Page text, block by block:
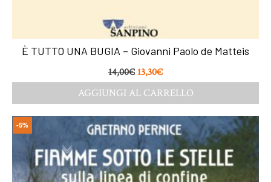
È TUTTO UNA BUGIA – Giovanni Paolo de Matteis
14,00€ 13,30€
AGGIUNGI AL CARRELLO
-5%